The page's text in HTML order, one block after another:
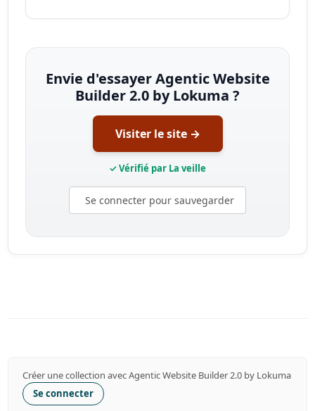
Envie d'essayer Agentic Website
Builder 2.0 by Lokuma ?
Visiter le site →
✓ Vérifié par La veille
Se connecter pour sauvegarder
Créer une collection avec Agentic Website Builder 2.0 by Lokuma
Se connecter